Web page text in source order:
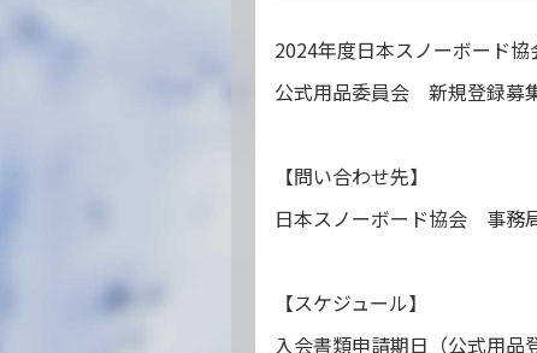
2024年度日本スノーボード協
公式用品委員会 新規登録募
【問い合わせ先】
日本スノーボード協会 事務
【スケジュール】
入会書類申請期日（公式用